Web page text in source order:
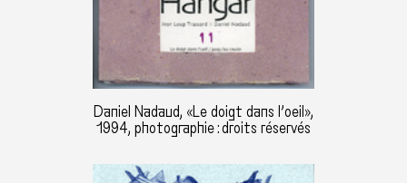
Daniel Nadaud, «Le doigt dans l’oeil»,
1994, photographie : droits réservés